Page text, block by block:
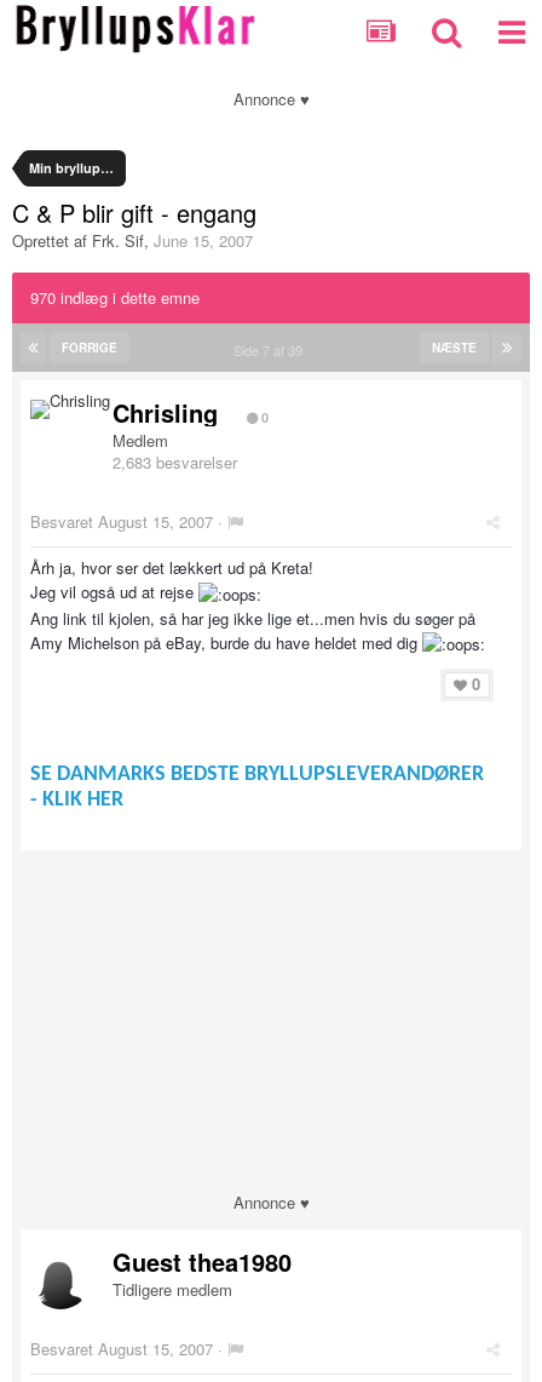
Annonce ♥
Min bryllupsplanlægning
C & P blir gift - engang
Oprettet af Frk. Sif, June 15, 2007
970 indlæg i dette emne
FORRIGE NÆSTE
Side 7 af 39
Chrisling 0
Medlem
2,683 besvarelser
Besvaret August 15, 2007 ·
Årh ja, hvor ser det lækkert ud på Kreta!
Jeg vil også ud at rejse
Ang link til kjolen, så har jeg ikke lige et...men hvis du søger på
Amy Michelson på eBay, burde du have heldet med dig
0
SE DANMARKS BEDSTE BRYLLUPSLEVERANDØRER
- KLIK HER
Annonce ♥
Guest thea1980
Tidligere medlem
Besvaret August 15, 2007 ·